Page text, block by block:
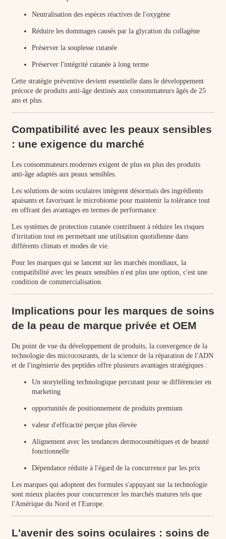
Neutralisation des espèces réactives de l'oxygène
Réduire les dommages causés par la glycation du collagène
Préserver la souplesse cutanée
Préserver l'intégrité cutanée à long terme
Cette stratégie préventive devient essentielle dans le développement
précoce de produits anti-âge destinés aux consommateurs âgés de 25
ans et plus.
Compatibilité avec les peaux sensibles
: une exigence du marché
Les consommateurs modernes exigent de plus en plus des produits
anti-âge adaptés aux peaux sensibles.
Les solutions de soins oculaires intègrent désormais des ingrédients
apaisants et favorisant le microbiome pour maintenir la tolérance tout
en offrant des avantages en termes de performance.
Les systèmes de protection cutanée contribuent à réduire les risques
d'irritation tout en permettant une utilisation quotidienne dans
différents climats et modes de vie.
Pour les marques qui se lancent sur les marchés mondiaux, la
compatibilité avec les peaux sensibles n'est plus une option, c'est une
condition de commercialisation.
Implications pour les marques de soins
de la peau de marque privée et OEM
Du point de vue du développement de produits, la convergence de la
technologie des microcourants, de la science de la réparation de l'ADN
et de l'ingénierie des peptides offre plusieurs avantages stratégiques :
Un storytelling technologique percutant pour se différencier en
marketing
opportunités de positionnement de produits premium
valeur d'efficacité perçue plus élevée
Alignement avec les tendances dermocosmétiques et de beauté
fonctionnelle
Dépendance réduite à l'égard de la concurrence par les prix
Les marques qui adoptent des formules s'appuyant sur la technologie
sont mieux placées pour concurrencer les marchés matures tels que
l'Amérique du Nord et l'Europe.
L'avenir des soins oculaires : soins de